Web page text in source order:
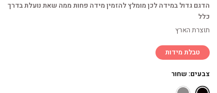
הדגם גדול במידה לכן מומלץ להזמין מידה פחות ממה שאת נועלת בדרך
כלל
תוצרת הארץ
טבלת מידות
צבעים: שחור